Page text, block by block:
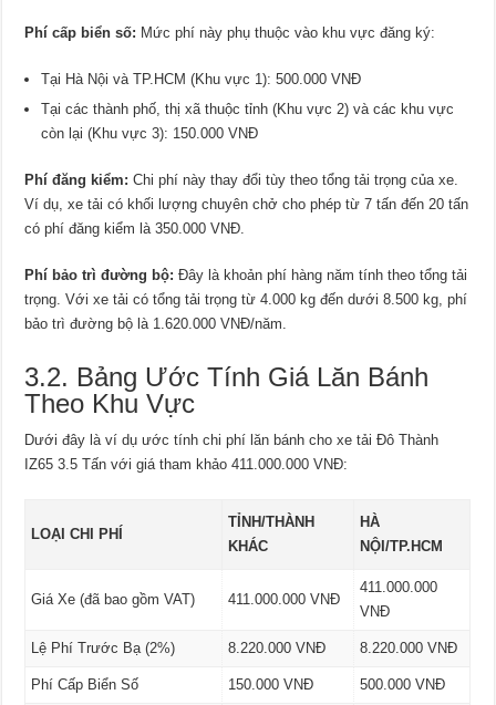
Phí cấp biển số: Mức phí này phụ thuộc vào khu vực đăng ký:
Tại Hà Nội và TP.HCM (Khu vực 1): 500.000 VNĐ
Tại các thành phố, thị xã thuộc tỉnh (Khu vực 2) và các khu vực
còn lại (Khu vực 3): 150.000 VNĐ
Phí đăng kiểm: Chi phí này thay đổi tùy theo tổng tải trọng của xe.
Ví dụ, xe tải có khối lượng chuyên chở cho phép từ 7 tấn đến 20 tấn
có phí đăng kiểm là 350.000 VNĐ.
Phí bảo trì đường bộ: Đây là khoản phí hàng năm tính theo tổng tải
trọng. Với xe tải có tổng tải trọng từ 4.000 kg đến dưới 8.500 kg, phí
bảo trì đường bộ là 1.620.000 VNĐ/năm.
3.2. Bảng Ước Tính Giá Lăn Bánh
Theo Khu Vực
Dưới đây là ví dụ ước tính chi phí lăn bánh cho xe tải Đô Thành
IZ65 3.5 Tấn với giá tham khảo 411.000.000 VNĐ:
LOẠI CHI PHÍ
TỈNH/THÀNH
KHÁC
HÀ
NỘI/TP.HCM
Giá Xe (đã bao gồm VAT) 411.000.000 VNĐ
411.000.000
VNĐ
Lệ Phí Trước Bạ (2%) 8.220.000 VNĐ 8.220.000 VNĐ
Phí Cấp Biển Số 150.000 VNĐ 500.000 VNĐ